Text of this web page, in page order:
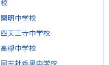
校
開明中学校
四天王寺中学校
高槻中学校
同志社香里中学校